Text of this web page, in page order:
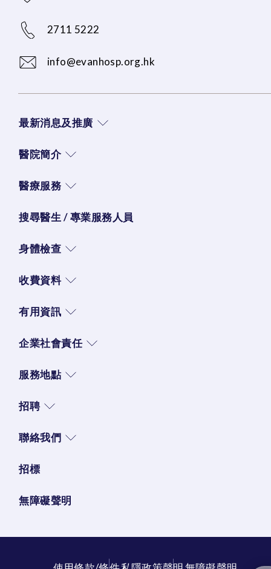
2711 5222
info@evanhosp.org.hk
最新消息及推廣
醫院簡介
醫療服務
搜尋醫生 / 專業服務人員
身體檢查
收費資料
有用資訊
企業社會責任
服務地點
招聘
聯絡我們
招標
無障礙聲明